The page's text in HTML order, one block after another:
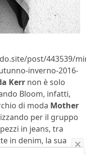
post/443539/
inverno-2016-
Kerr non è solo
Bloom, infatti,
di moda Mother
per il gruppo
in jeans, tra
in denim, la sua
indossa sempre i